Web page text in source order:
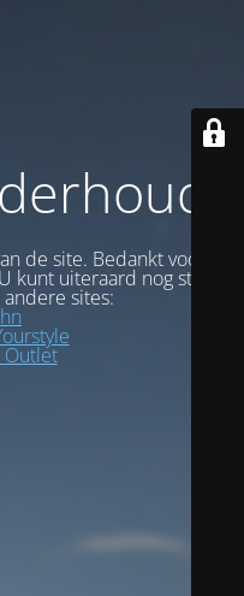
de site. Bedankt voor uw
uiteraard nog steeds
sites: